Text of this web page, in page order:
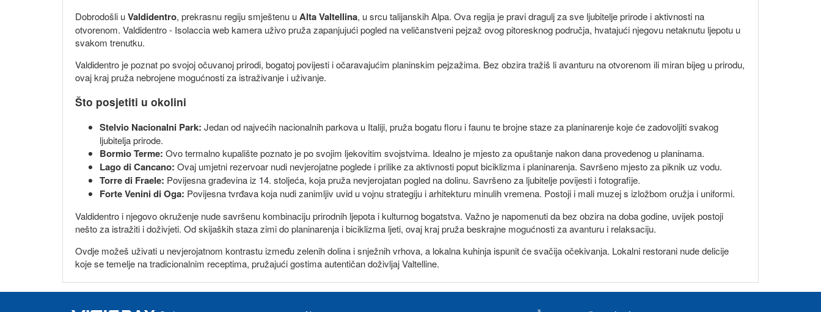
Dobrodošli uValdidentro, prekrasnu regiju smještenu uAlta Valtellina, u srcu talijanskih Alpa. Ova regija je pravi dragulj za sve ljubitelje prirode i aktivnosti na
otvorenom. Valdidentro - Isolaccia web kamera uživo pruža zapanjujući pogled na veličanstveni pejzaž ovog pitoresknog područja, hvatajući njegovu netaknutu ljepotu u
svakom trenutku.
Valdidentro je poznat po svojoj očuvanoj prirodi, bogatoj povijesti i očaravajućim planinskim pejzažima. Bez obzira tražiš li avanturu na otvorenom ili miran bijeg u prirodu,
ovaj kraj pruža nebrojene mogućnosti za istraživanje i uživanje.
Što posjetiti u okolini
Stelvio Nacionalni Park: Jedan od najvećih nacionalnih parkova u Italiji, pruža bogatu floru i faunu te brojne staze za planinarenje koje će zadovoljiti svakog
ljubitelja prirode.
Bormio Terme: Ovo termalno kupalište poznato je po svojim ljekovitim svojstvima. Idealno je mjesto za opuštanje nakon dana provedenog u planinama.
Lago di Cancano: Ovaj umjetni rezervoar nudi nevjerojatne poglede i prilike za aktivnosti poput biciklizma i planinarenja. Savršeno mjesto za piknik uz vodu.
Torre di Fraele: Povijesna građevina iz 14. stoljeća, koja pruža nevjerojatan pogled na dolinu. Savršeno za ljubitelje povijesti i fotografije.
Forte Venini di Oga: Povijesna tvrđava koja nudi zanimljiv uvid u vojnu strategiju i arhitekturu minulih vremena. Postoji i mali muzej s izložbom oružja i uniformi.
Valdidentro i njegovo okruženje nude savršenu kombinaciju prirodnih ljepota i kulturnog bogatstva. Važno je napomenuti da bez obzira na doba godine, uvijek postoji
nešto za istražiti i doživjeti. Od skijaških staza zimi do planinarenja i biciklizma ljeti, ovaj kraj pruža beskrajne mogućnosti za avanturu i relaksaciju.
Ovdje možeš uživati u nevjerojatnom kontrastu između zelenih dolina i snježnih vrhova, a lokalna kuhinja ispunit će svačija očekivanja. Lokalni restorani nude delicije
koje se temelje na tradicionalnim receptima, pružajući gostima autentičan doživljaj Valtelline.